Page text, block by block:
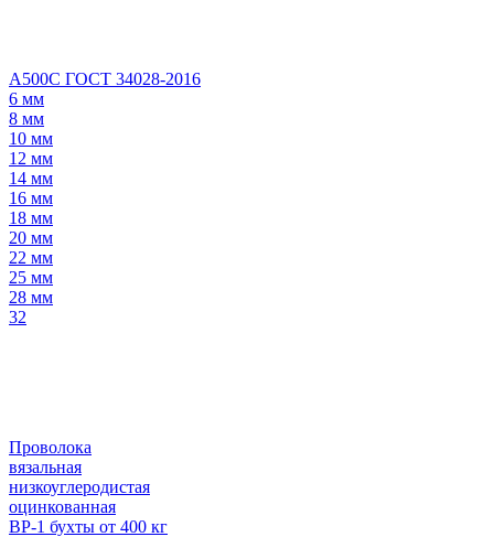
А500С ГОСТ 34028-2016
6 мм
8 мм
10 мм
12 мм
14 мм
16 мм
18 мм
20 мм
22 мм
25 мм
28 мм
32
Проволока
вязальная
низкоуглеродистая
оцинкованная
ВР-1 бухты от 400 кг